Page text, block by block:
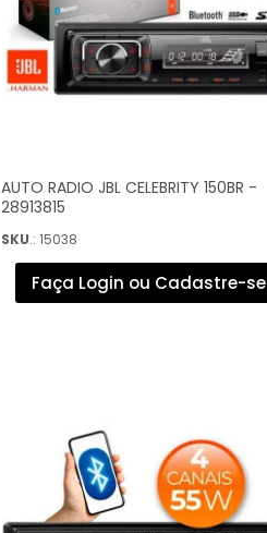
AUTO RADIO JBL CELEBRITY 150BR -
28913815
SKU.: 15038
Faça Login ou Cadastre-se